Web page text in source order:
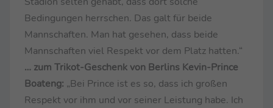
Bedingungen herrschen. Das galt für beide
Mannschaften. Man hat gesehen, dass beide
Mannschaften viel Respekt vor dem Platz hatten.“
… zum Trikot-Geschenk von Berlins Kevin-Prince
Boateng: „Bei Prince ist es so, dass ich großen
Respekt vor ihm und vor seiner Leistung habe. Ich